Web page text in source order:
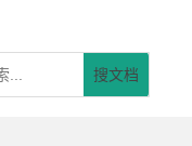
搜文档